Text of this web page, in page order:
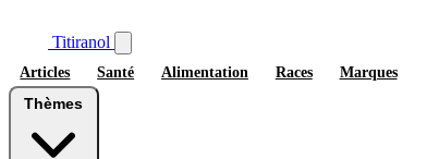
Titiranol
Articles Santé Alimentation Races Marques